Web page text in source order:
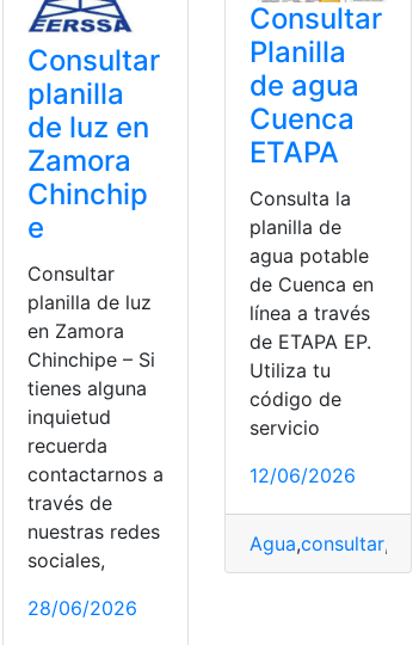
(EEQ)(Principal Categoría),Facturas,planilla
luz,planilla,planilla de luz
Consultar
planilla
de luz en
Zamora
Chinchip
e
Consultar
planilla de luz
en Zamora
Chinchipe – Si
tienes alguna
inquietud
recuerda
contactarnos a
través de
nuestras redes
sociales,
28/06/2026
Consultar
Planilla
de agua
Cuenca
ETAPA
Consulta la
planilla de
agua potable
de Cuenca en
línea a través
de ETAPA EP.
Utiliza tu
código de
servicio
12/06/2026
Agua,consultar,